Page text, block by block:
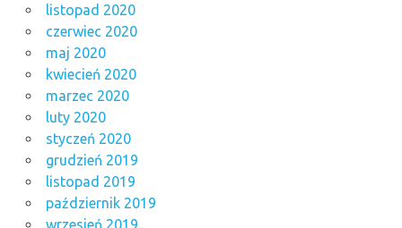
listopad 2020
czerwiec 2020
maj 2020
kwiecień 2020
marzec 2020
luty 2020
styczeń 2020
grudzień 2019
listopad 2019
październik 2019
wrzesień 2019